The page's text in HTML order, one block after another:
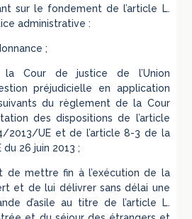
sur le fondement de l’article L.
administrative :
;
Cour de justice de l’Union
préjudicielle en application
du règlement de la Cour
des dispositions de l’article
2013/UE et de l’article 8-3 de la
26 juin 2013 ;
de mettre fin à l’exécution de la
et de lui délivrer sans délai une
d’asile au titre de l’article L.